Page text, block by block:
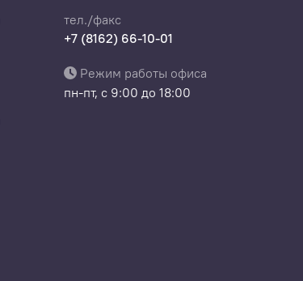
тел./факс
+7 (8162) 66-10-01
Режим работы офиса
пн-пт, с 9:00 до 18:00